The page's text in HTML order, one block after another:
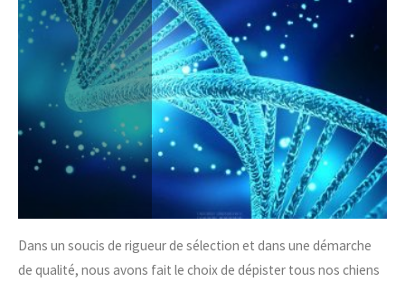
Dans un soucis de rigueur de sélection et dans une démarche
de qualité, nous avons fait le choix de dépister tous nos chiens